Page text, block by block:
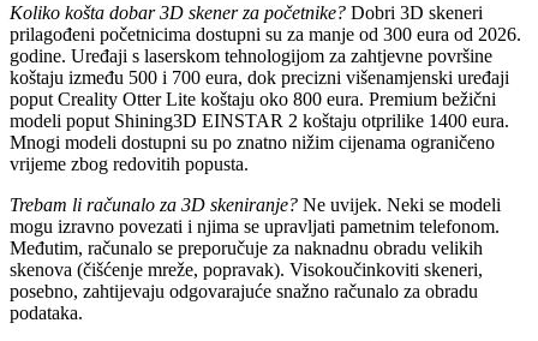
Koliko košta dobar 3D skener za početnike? Dobri 3D skeneri
prilagođeni početnicima dostupni su za manje od 300 eura od 2026.
godine. Uređaji s laserskom tehnologijom za zahtjevne površine
koštaju između 500 i 700 eura, dok precizni višenamjenski uređaji
poput Creality Otter Lite koštaju oko 800 eura. Premium bežični
modeli poput Shining3D EINSTAR 2 koštaju otprilike 1400 eura.
Mnogi modeli dostupni su po znatno nižim cijenama ograničeno
vrijeme zbog redovitih popusta.
Trebam li računalo za 3D skeniranje? Ne uvijek. Neki se modeli
mogu izravno povezati i njima se upravljati pametnim telefonom.
Međutim, računalo se preporučuje za naknadnu obradu velikih
skenova (čišćenje mreže, popravak). Visokoučinkoviti skeneri,
posebno, zahtijevaju odgovarajuće snažno računalo za obradu
podataka.